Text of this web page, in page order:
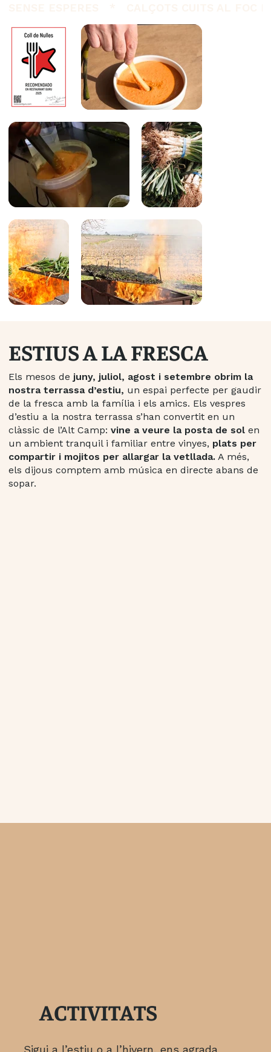
ESTIUS A LA FRESCA
Els mesos de juny, juliol, agost i setembre obrim la
nostra terrassa d’estiu, un espai perfecte per gaudir
de la fresca amb la família i els amics. Els vespres
d’estiu a la nostra terrassa s’han convertit en un
clàssic de l’Alt Camp: vine a veure la posta de solen
un ambient tranquil i familiar entre vinyes, plats per
compartir i mojitos per allargar la vetllada.A més,
els dijous comptem amb música en directe abans de
sopar.
ACTIVITATS
Sigui a l’estiu o a l’hivern, ens agrada